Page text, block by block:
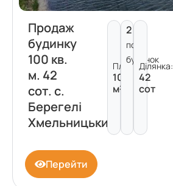
Продаж
будинку
100 кв.
м. 42
сот. с.
Берегелі
Хмельницький
Площа:
100
м²
2
пов.
будинок
Ділянка:
42
сот
Перейти